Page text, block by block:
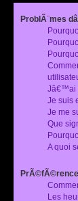
ProblÃ¨mes
Jâ€™ai
Je suis
Je me
Que
A quoi
Les